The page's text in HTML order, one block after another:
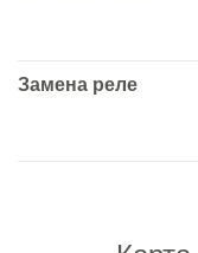
Замена реле